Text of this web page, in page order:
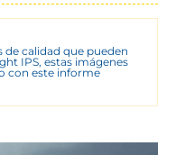
calidad que pueden
IPS, estas imágenes
con este informe